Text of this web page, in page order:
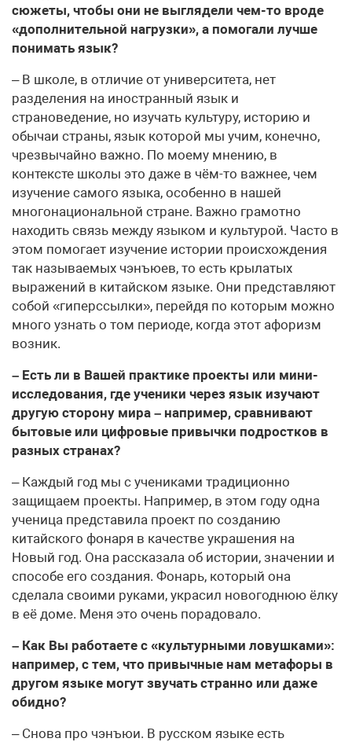
сюжеты, чтобы они не выглядели чем-то вроде
«дополнительной нагрузки», а помогали лучше
понимать язык?
– В школе, в отличие от университета, нет
разделения на иностранный язык и
страноведение, но изучать культуру, историю и
обычаи страны, язык которой мы учим, конечно,
чрезвычайно важно. По моему мнению, в
контексте школы это даже в чём-то важнее, чем
изучение самого языка, особенно в нашей
многонациональной стране. Важно грамотно
находить связь между языком и культурой. Часто в
этом помогает изучение истории происхождения
так называемых чэнъюев, то есть крылатых
выражений в китайском языке. Они представляют
собой «гиперссылки», перейдя по которым можно
много узнать о том периоде, когда этот афоризм
возник.
– Есть ли в Вашей практике проекты или мини-
исследования, где ученики через язык изучают
другую сторону мира – например, сравнивают
бытовые или цифровые привычки подростков в
разных странах?
– Каждый год мы с учениками традиционно
защищаем проекты. Например, в этом году одна
ученица представила проект по созданию
китайского фонаря в качестве украшения на
Новый год. Она рассказала об истории, значении и
способе его создания. Фонарь, который она
сделала своими руками, украсил новогоднюю ёлку
в её доме. Меня это очень порадовало.
– Как Вы работаете с «культурными ловушками»:
например, с тем, что привычные нам метафоры в
другом языке могут звучать странно или даже
обидно?
– Снова про чэнъюи. В русском языке есть